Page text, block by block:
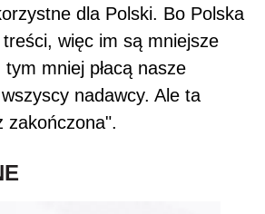
dla Polski. Bo Polska
więc im są mniejsze
mniej płacą nasze
nadawcy. Ale ta
zakończona".